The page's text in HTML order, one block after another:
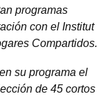
programas
con el Institut
Compartidos.
su programa el
de 45 cortos